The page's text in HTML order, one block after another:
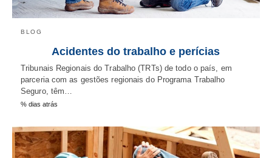
BLOG
Acidentes do trabalho e perícias
Tribunais Regionais do Trabalho (TRTs) de todo o país, em
parceria com as gestões regionais do Programa Trabalho
Seguro, têm…
% dias atrás